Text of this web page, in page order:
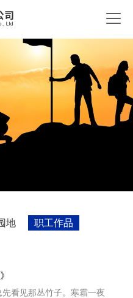
地 职工作品
看见那丛竹子。寒霜一夜